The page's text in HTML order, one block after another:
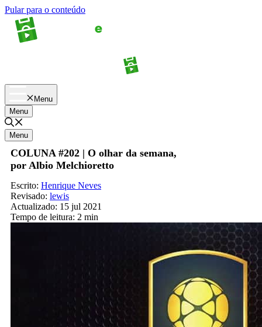
Pular para o conteúdo
Menu
Menu
Menu
COLUNA #202 | O olhar da semana,
por Albio Melchioretto
Escrito: Henrique Neves
Revisado: lewis
Actualizado: 15 jul 2021
Tempo de leitura: 2 min